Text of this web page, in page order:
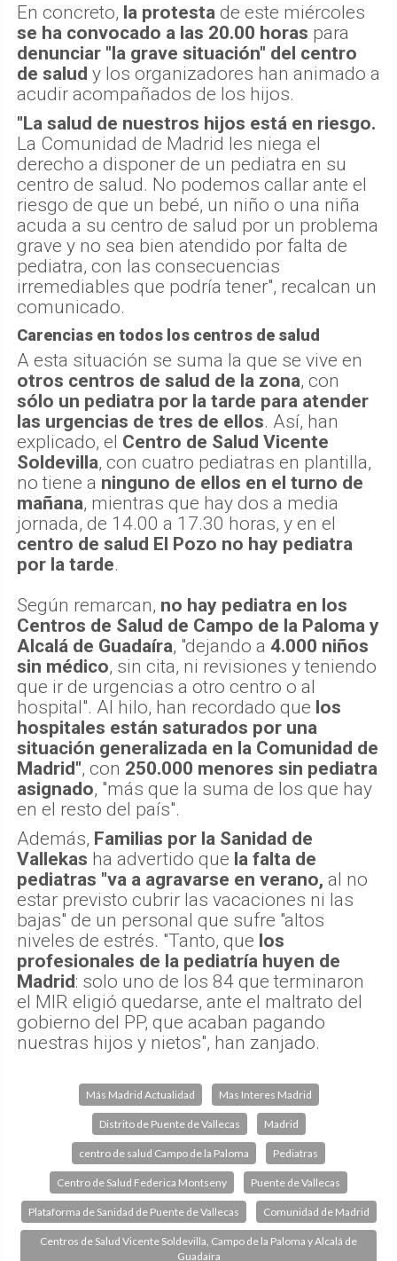
En concreto, la protesta de este miércoles
se ha convocado a las 20.00 horas para
denunciar "la grave situación" del centro
de salud y los organizadores han animado a
acudir acompañados de los hijos.
"La salud de nuestros hijos está en riesgo.
La Comunidad de Madrid les niega el
derecho a disponer de un pediatra en su
centro de salud. No podemos callar ante el
riesgo de que un bebé, un niño o una niña
acuda a su centro de salud por un problema
grave y no sea bien atendido por falta de
pediatra, con las consecuencias
irremediables que podría tener", recalcan un
comunicado.
Carencias en todos los centros de salud
A esta situación se suma la que se vive en
otros centros de salud de la zona, con
sólo un pediatra por la tarde para atender
las urgencias de tres de ellos. Así, han
explicado, el Centro de Salud Vicente
Soldevilla, con cuatro pediatras en plantilla,
no tiene a ninguno de ellos en el turno de
mañana, mientras que hay dos a media
jornada, de 14.00 a 17.30 horas, y en el
centro de salud El Pozo no hay pediatra
por la tarde.
Según remarcan, no hay pediatra en los
Centros de Salud de Campo de la Paloma y
Alcalá de Guadaíra, "dejando a 4.000 niños
sin médico, sin cita, ni revisiones y teniendo
que ir de urgencias a otro centro o al
hospital". Al hilo, han recordado que los
hospitales están saturados por una
situación generalizada en la Comunidad de
Madrid", con 250.000 menores sin pediatra
asignado, "más que la suma de los que hay
en el resto del país".
Además, Familias por la Sanidad de
Vallekas ha advertido que la falta de
pediatras "va a agravarse en verano, al no
estar previsto cubrir las vacaciones ni las
bajas" de un personal que sufre "altos
niveles de estrés. "Tanto, que los
profesionales de la pediatría huyen de
Madrid: solo uno de los 84 que terminaron
el MIR eligió quedarse, ante el maltrato del
gobierno del PP, que acaban pagando
nuestras hijos y nietos", han zanjado.
Más Madrid Actualidad Mas Interes Madrid
Distrito de Puente de Vallecas Madrid
centro de salud Campo de la Paloma Pediatras
Centro de Salud Federica Montseny Puente de Vallecas
Plataforma de Sanidad de Puente de Vallecas Comunidad de Madrid
Centros de Salud Vicente Soldevilla, Campo de la Paloma y Alcalá de
Guadaíra